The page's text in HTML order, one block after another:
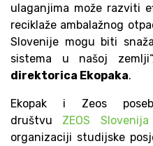
ulaganjima može razviti
reciklaže ambalažnog
Slovenije mogu biti
sistema u našoj
direktorica Ekopaka.
Ekopak i Zeos
društvu ZEOS Slovenija
organizaciji studijske